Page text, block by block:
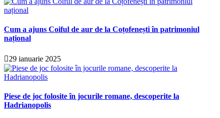
Cum a ajuns Coiful de aur de la Coțofenești în patrimoniul
național
29 ianuarie 2025
Piese de joc folosite în jocurile romane, descoperite la
Hadrianopolis